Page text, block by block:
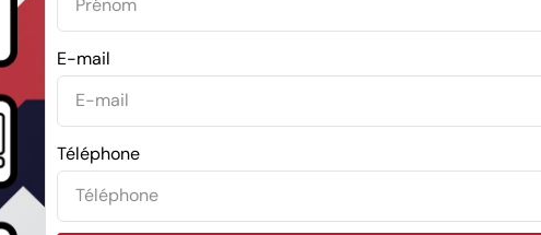
E-mail
Téléphone